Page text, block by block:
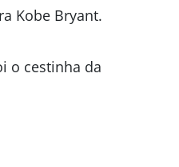
Kobe Bryant.
o cestinha da